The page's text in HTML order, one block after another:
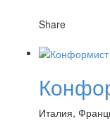
Share
Италия,